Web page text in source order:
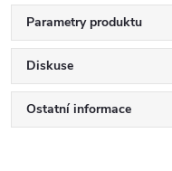
Parametry produktu
Diskuse
Ostatní informace